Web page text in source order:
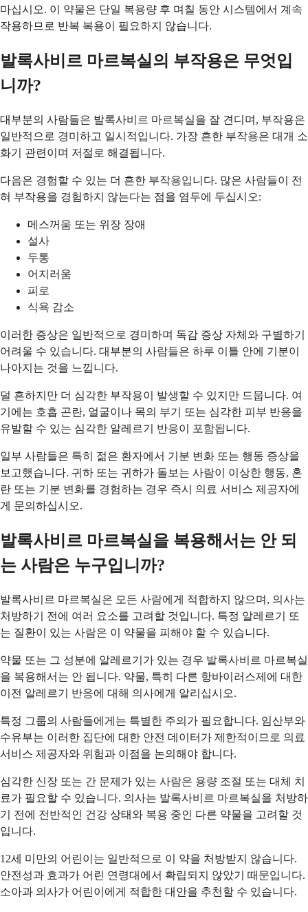
마십시오. 이 약물은 단일 복용량 후 며칠 동안 시스템에서 계속
작용하므로 반복 복용이 필요하지 않습니다.
발록사비르 마르복실의 부작용은 무엇입
니까?
대부분의 사람들은 발록사비르 마르복실을 잘 견디며, 부작용은
일반적으로 경미하고 일시적입니다. 가장 흔한 부작용은 대개 소
화기 관련이며 저절로 해결됩니다.
다음은 경험할 수 있는 더 흔한 부작용입니다. 많은 사람들이 전
혀 부작용을 경험하지 않는다는 점을 염두에 두십시오:
메스꺼움 또는 위장 장애
설사
두통
어지러움
피로
식욕 감소
이러한 증상은 일반적으로 경미하며 독감 증상 자체와 구별하기
어려울 수 있습니다. 대부분의 사람들은 하루 이틀 안에 기분이
나아지는 것을 느낍니다.
덜 흔하지만 더 심각한 부작용이 발생할 수 있지만 드뭅니다. 여
기에는 호흡 곤란, 얼굴이나 목의 부기 또는 심각한 피부 반응을
유발할 수 있는 심각한 알레르기 반응이 포함됩니다.
일부 사람들은 특히 젊은 환자에서 기분 변화 또는 행동 증상을
보고했습니다. 귀하 또는 귀하가 돌보는 사람이 이상한 행동, 혼
란 또는 기분 변화를 경험하는 경우 즉시 의료 서비스 제공자에
게 문의하십시오.
발록사비르 마르복실을 복용해서는 안 되
는 사람은 누구입니까?
발록사비르 마르복실은 모든 사람에게 적합하지 않으며, 의사는
처방하기 전에 여러 요소를 고려할 것입니다. 특정 알레르기 또
는 질환이 있는 사람은 이 약물을 피해야 할 수 있습니다.
약물 또는 그 성분에 알레르기가 있는 경우 발록사비르 마르복실
을 복용해서는 안 됩니다. 약물, 특히 다른 항바이러스제에 대한
이전 알레르기 반응에 대해 의사에게 알리십시오.
특정 그룹의 사람들에게는 특별한 주의가 필요합니다. 임산부와
수유부는 이러한 집단에 대한 안전 데이터가 제한적이므로 의료
서비스 제공자와 위험과 이점을 논의해야 합니다.
심각한 신장 또는 간 문제가 있는 사람은 용량 조절 또는 대체 치
료가 필요할 수 있습니다. 의사는 발록사비르 마르복실을 처방하
기 전에 전반적인 건강 상태와 복용 중인 다른 약물을 고려할 것
입니다.
12세 미만의 어린이는 일반적으로 이 약을 처방받지 않습니다.
안전성과 효과가 어린 연령대에서 확립되지 않았기 때문입니다.
소아과 의사가 어린이에게 적합한 대안을 추천할 수 있습니다.